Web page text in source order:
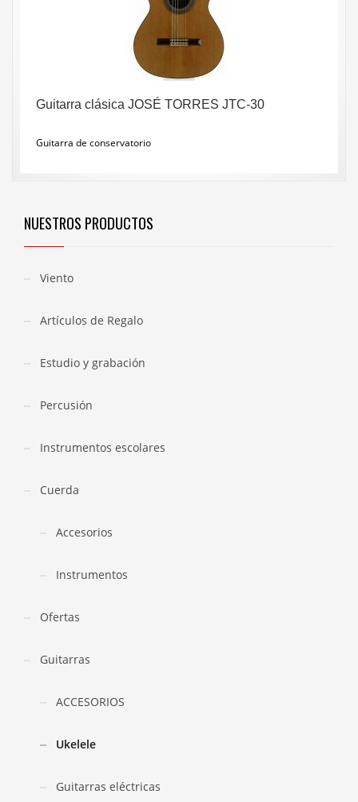
Guitarra clásica JOSÉ TORRES JTC-30
Guitarra de conservatorio
NUESTROS PRODUCTOS
Viento
Artículos de Regalo
Estudio y grabación
Percusión
Instrumentos escolares
Cuerda
Accesorios
Instrumentos
Ofertas
Guitarras
ACCESORIOS
Ukelele
Guitarras eléctricas